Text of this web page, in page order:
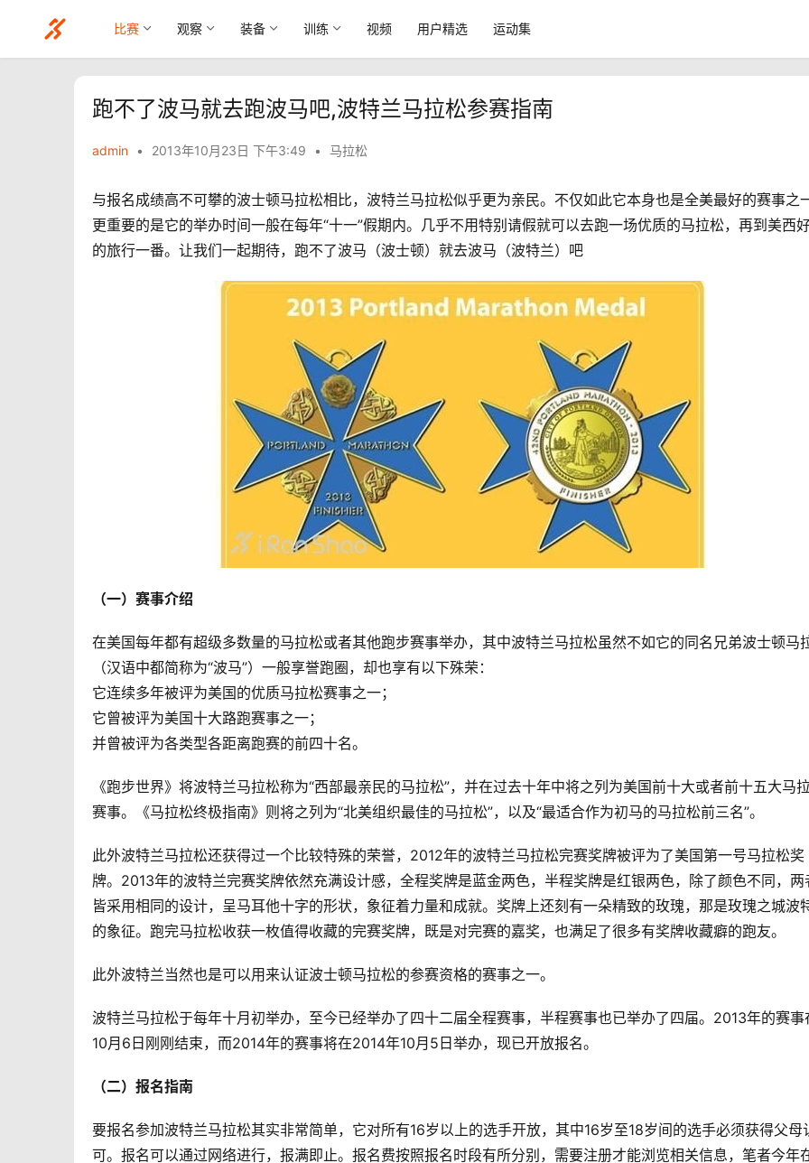
比赛 观察 装备 训练 视频 用户精选 运动集
跑不了波马就去跑波马吧,波特兰马拉松参赛指南
admin • 2013年10月23日 下午3:49 • 马拉松
与报名成绩高不可攀的波士顿马拉松相比，波特兰马拉松似乎更为亲民。不仅如此它本身也是全美最好的赛事之一
更重要的是它的举办时间一般在每年“十一”假期内。几乎不用特别请假就可以去跑一场优质的马拉松，再到美西
的旅行一番。让我们一起期待，跑不了波马（波士顿）就去波马（波特兰）吧
（一）赛事介绍
在美国每年都有超级多数量的马拉松或者其他跑步赛事举办，其中波特兰马拉松虽然不如它的同名兄弟波士顿马
（汉语中都简称为“波马”）一般享誉跑圈，却也享有以下殊荣：
它连续多年被评为美国的优质马拉松赛事之一；
它曾被评为美国十大路跑赛事之一；
并曾被评为各类型各距离跑赛的前四十名。
《跑步世界》将波特兰马拉松称为“西部最亲民的马拉松”，并在过去十年中将之列为美国前十大或者前十五大马
赛事。《马拉松终极指南》则将之列为“北美组织最佳的马拉松”，以及“最适合作为初马的马拉松前三名”。
此外波特兰马拉松还获得过一个比较特殊的荣誉，2012年的波特兰马拉松完赛奖牌被评为了美国第一号马拉松奖
牌。2013年的波特兰完赛奖牌依然充满设计感，全程奖牌是蓝金两色，半程奖牌是红银两色，除了颜色不同，两
皆采用相同的设计，呈马耳他十字的形状，象征着力量和成就。奖牌上还刻有一朵精致的玫瑰，那是玫瑰之城波
的象征。跑完马拉松收获一枚值得收藏的完赛奖牌，既是对完赛的嘉奖，也满足了很多有奖牌收藏癖的跑友。
此外波特兰当然也是可以用来认证波士顿马拉松的参赛资格的赛事之一。
波特兰马拉松于每年十月初举办，至今已经举办了四十二届全程赛事，半程赛事也已举办了四届。2013年的赛事
10月6日刚刚结束，而2014年的赛事将在2014年10月5日举办，现已开放报名。
（二）报名指南
要报名参加波特兰马拉松其实非常简单，它对所有16岁以上的选手开放，其中16岁至18岁间的选手必须获得父母
可。报名可以通过网络进行，报满即止。报名费按照报名时段有所分别，需要注册才能浏览相关信息，笔者今年